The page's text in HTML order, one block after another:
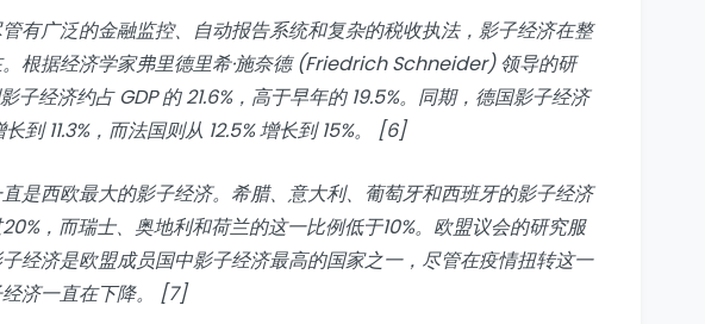
有广泛的金融监控、自动报告系统和复杂的税收执法，影子经济在整
根据经济学家弗里德里希·施奈德 (Friedrich Schneider) 领导的研
子经济约占 GDP 的 21.6%，高于早年的 19.5%。同期，德国影子经济
到 11.3%，而法国则从 12.5% 增长到 15%。 [6]
是西欧最大的影子经济。希腊、意大利、葡萄牙和西班牙的影子经济
，而瑞士、奥地利和荷兰的这一比例低于10%。欧盟议会的研究服
经济是欧盟成员国中影子经济最高的国家之一，尽管在疫情扭转这一
济一直在下降。 [7]